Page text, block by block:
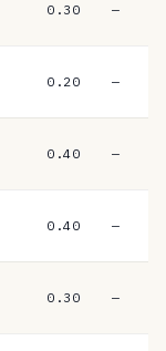
0.30 —
0.20 —
0.40 —
0.40 —
0.30 —